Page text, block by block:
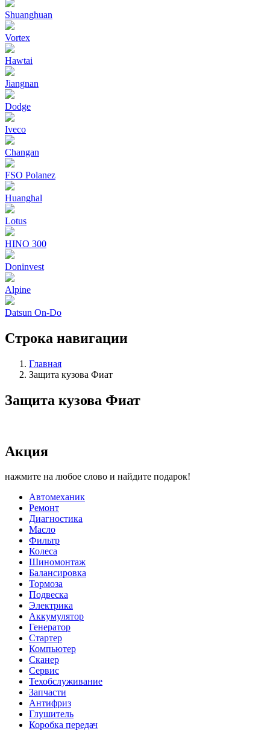
Shuanghuan
Vortex
Hawtai
Jiangnan
Dodge
Iveco
Changan
FSO Polanez
Huanghal
Lotus
HINO 300
Doninvest
Alpine
Datsun On-Do
Строка навигации
Главная
Защита кузова Фиат
Защита кузова Фиат
Акция
нажмите на любое слово и найдите подарок!
Автомеханик
Ремонт
Диагностика
Масло
Фильтр
Колеса
Шиномонтаж
Балансировка
Тормоза
Подвеска
Электрика
Аккумулятор
Генератор
Стартер
Компьютер
Сканер
Сервис
Техобслуживание
Запчасти
Антифриз
Глушитель
Коробка передач